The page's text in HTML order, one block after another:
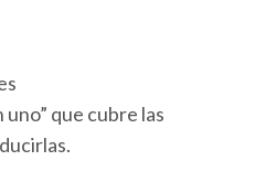
que cubre las